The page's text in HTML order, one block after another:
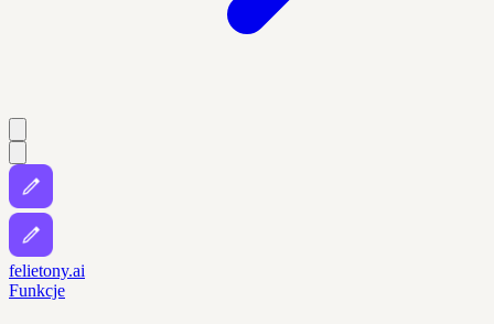
felietony.ai
Funkcje